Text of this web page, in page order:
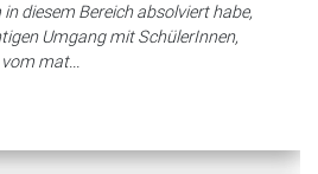
diesem Bereich absolviert habe,
Umgang mit SchülerInnen,
mat...